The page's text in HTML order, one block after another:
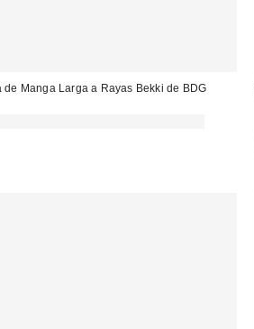
Manga Larga a Rayas Bekki de BDG